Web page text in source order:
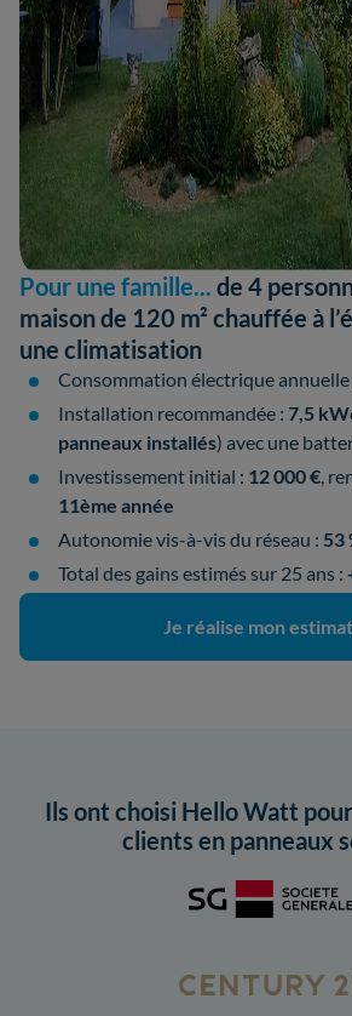
Pour une famille... de 4
maison de 120 m² chauffée à
une climatisation
Consommation électrique annuelle
Installation recommandée : 7,5
panneaux installés) avec une
Investissement initial : 12 000 €,
11ème année
Autonomie vis-à-vis du réseau : 53
Total des gains estimés sur 25 ans :
Je réalise mon
Ils ont choisi Hello Watt
clients en panneaux